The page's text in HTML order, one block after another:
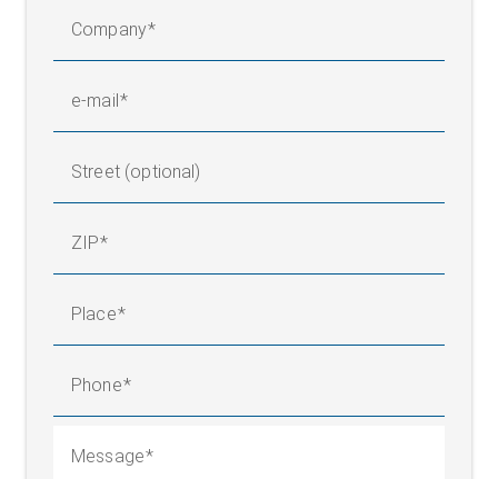
Company
e-mail
Street (optional)
ZIP
Place
Phone
Message